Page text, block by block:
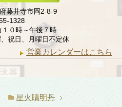
藤井寺市岡2-8-9
1328
１０時～午後７時
、祝日、月曜日不定休
営業カレンダーはこちら
星火睛明丹